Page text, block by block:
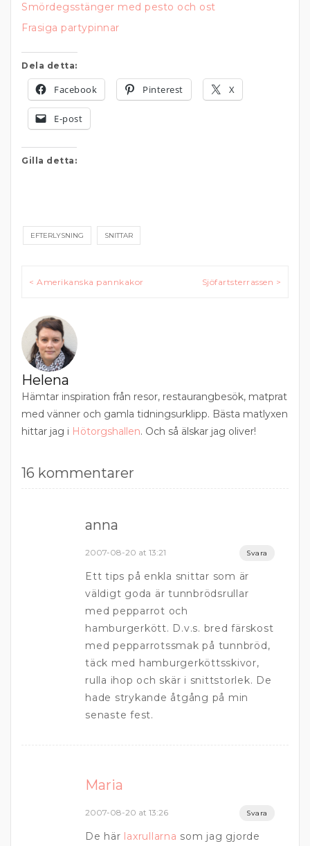
Smördegsstänger med pesto och ost
Frasiga partypinnar
Dela detta:
Facebook Pinterest X
E-post
Gilla detta:
EFTERLYSNING SNITTAR
Inläggsnavigering
< Amerikanska pannkakor Sjöfartsterrassen >
Helena
Hämtar inspiration från resor, restaurangbesök, matprat
med vänner och gamla tidningsurklipp. Bästa matlyxen
hittar jag i Hötorgshallen. Och så älskar jag oliver!
16 kommentarer
anna
2007-08-20 at 13:21 Svara
Ett tips på enkla snittar som är
väldigt goda är tunnbrödsrullar
med pepparrot och
hamburgerkött. D.v.s. bred färskost
med pepparrotssmak på tunnbröd,
täck med hamburgerköttsskivor,
rulla ihop och skär i snittstorlek. De
hade strykande åtgång på min
senaste fest.
Maria
2007-08-20 at 13:26 Svara
De här laxrullarna som jag gjorde